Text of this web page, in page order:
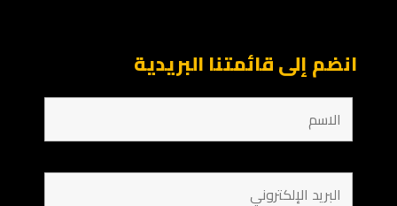
انضم إلى قائمتنا البريدية